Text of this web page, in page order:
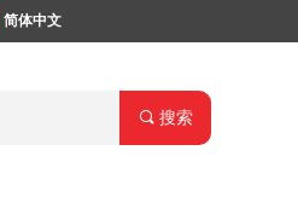
简体中文
끠 搜索